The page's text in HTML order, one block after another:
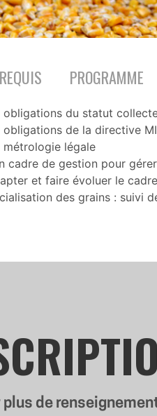
PROGRAMME
obligations du statut
de la directive
métrologie légale
cadre de gestion pour
et faire évoluer le
des grains : suivi
plus de